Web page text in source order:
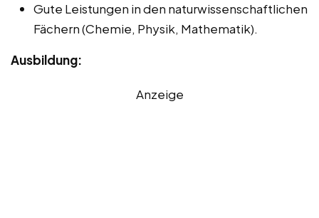
Gute Leistungen in den naturwissenschaftlichen
Fächern (Chemie, Physik, Mathematik).
Ausbildung:
Anzeige